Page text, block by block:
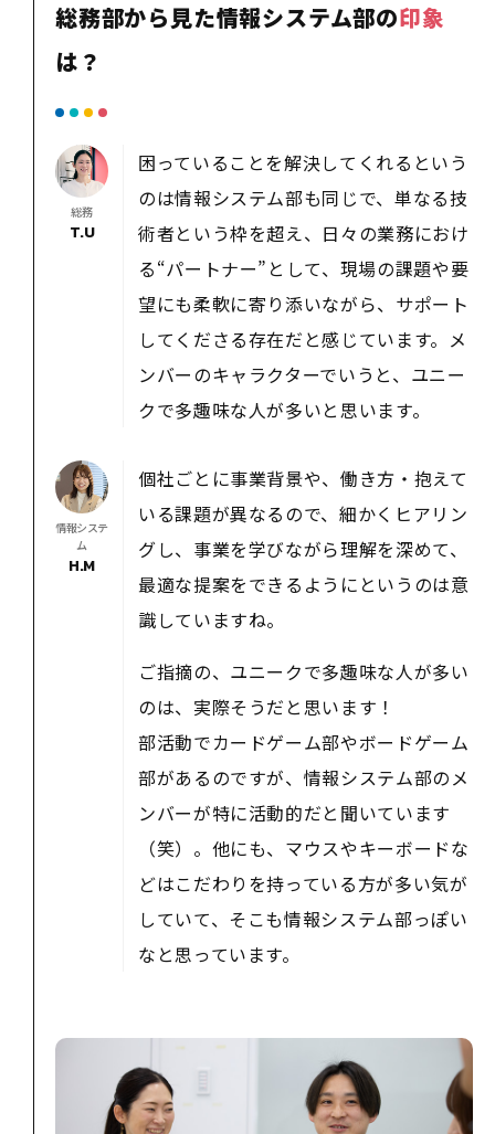
総務部から見た情報システム部の印象
は？
総務
T.U
困っていることを解決してくれるという
のは情報システム部も同じで、単なる技
術者という枠を超え、日々の業務におけ
る“パートナー”として、現場の課題や要
望にも柔軟に寄り添いながら、サポート
してくださる存在だと感じています。メ
ンバーのキャラクターでいうと、ユニー
クで多趣味な人が多いと思います。
情報システ
ム
H.M
個社ごとに事業背景や、働き方・抱えて
いる課題が異なるので、細かくヒアリン
グし、事業を学びながら理解を深めて、
最適な提案をできるようにというのは意
識していますね。
ご指摘の、ユニークで多趣味な人が多い
のは、実際そうだと思います！
部活動でカードゲーム部やボードゲーム
部があるのですが、情報システム部のメ
ンバーが特に活動的だと聞いています
（笑）。他にも、マウスやキーボードな
どはこだわりを持っている方が多い気が
していて、そこも情報システム部っぽい
なと思っています。